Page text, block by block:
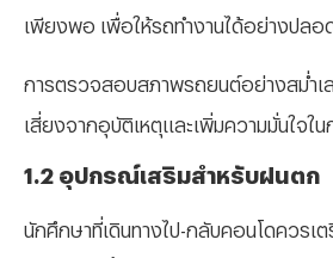
เพียงพอ เพื่อให้รถทำงานได้อย่างปลอ
การตรวจสอบสภาพรถยนต์อย่างสม่ำเ
เสี่ยงจากอุบัติเหตุและเพิ่มความมั่นใจใน
1.2 อุปกรณ์เสริมสำหรับฝนตก
นักศึกษาที่เดินทางไป-กลับคอนโดควรเ